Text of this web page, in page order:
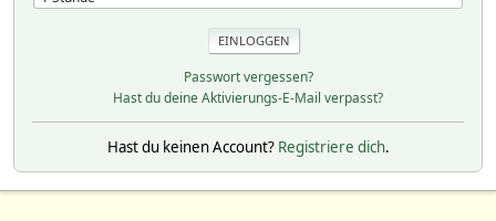
Passwort vergessen?
Hast du deine Aktivierungs-E-Mail verpasst?
Hast du keinen Account? Registriere dich.